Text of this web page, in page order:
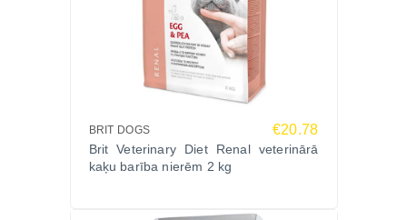
BRIT DOGS €20.78
Brit Veterinary Diet Renal veterinārā
kaķu barība nierēm 2 kg